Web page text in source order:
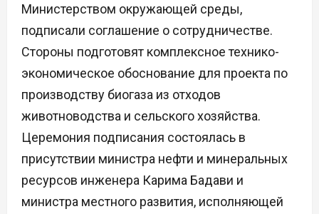
Министерством окружающей среды,
подписали соглашение о сотрудничестве.
Стороны подготовят комплексное технико-
экономическое обоснование для проекта по
производству биогаза из отходов
животноводства и сельского хозяйства.
Церемония подписания состоялась в
присутствии министра нефти и минеральных
ресурсов инженера Карима Бадави и
министра местного развития, исполняющей